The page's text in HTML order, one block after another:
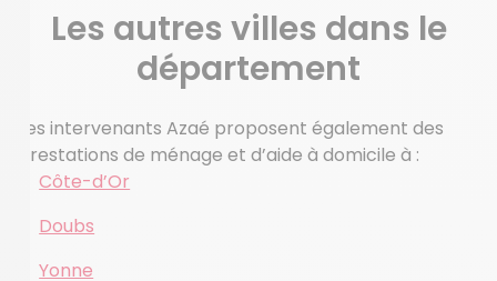
Les autres villes dans le
département
Les intervenants Azaé proposent également des
prestations de ménage et d’aide à domicile à :
Côte-d’Or
Doubs
Yonne